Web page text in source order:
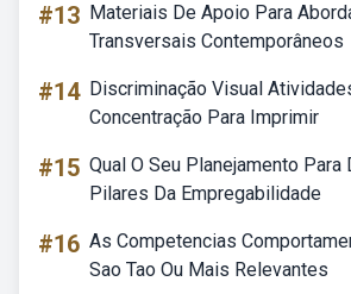
#13 Materiais De Apoio Para
Transversais Contemporâneos
#14 Discriminação Visual
Concentração Para Imprimir
#15 Qual O Seu Planejamento
Pilares Da Empregabilidade
#16 As Competencias
Sao Tao Ou Mais Relevantes